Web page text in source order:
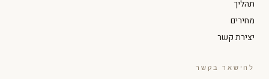
תהליך
מחירים
יצירת קשר
להישאר בקשר